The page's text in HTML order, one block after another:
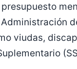
viudas,